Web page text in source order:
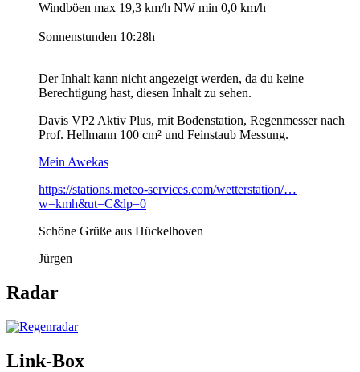
Windböen max 19,3 km/h NW min 0,0 km/h
Sonnenstunden 10:28h
Der Inhalt kann nicht angezeigt werden, da du keine
Berechtigung hast, diesen Inhalt zu sehen.
Davis VP2 Aktiv Plus, mit Bodenstation, Regenmesser nach
Prof. Hellmann 100 cm² und Feinstaub Messung.
Mein Awekas
https://stations.meteo-services.com/wetterstation/…
w=kmh&ut=C&lp=0
Schöne Grüße aus Hückelhoven
Jürgen
Radar
Link-Box